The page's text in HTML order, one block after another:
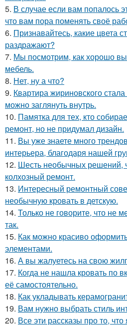
5. В случае если вам попалось
что вам пора поменять своё
6. Признавайтесь, какие цвета
раздражают?
7. Мы посмотрим, как хорошо
мебель.
8. Нет, ну а что?
9. Квартира жириновского
можно заглянуть внутрь.
10. Памятка для тех, кто
ремонт, но не придумал дизайн.
11. Вы уже знаете много
интерьера, благодаря нашей
12. Шесть необычных решений,
колхозный ремонт.
13. Интересный ремонтный
необычную кровать в детскую.
14. Только не говорите, что не
так.
15. Как можно красиво
элементами.
16. А вы жалуетесь на свою
17. Когда не нашла кровать по
её самостоятельно.
18. Как укладывать
19. Вам нужно выбрать стиль
20. Все эти рассказы про то,